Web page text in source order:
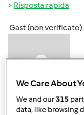
Risposta rapida
Gast (non verificato)
Sab, 12/18/2010 - 16:06
We Care About
We and our315
data, like browsing